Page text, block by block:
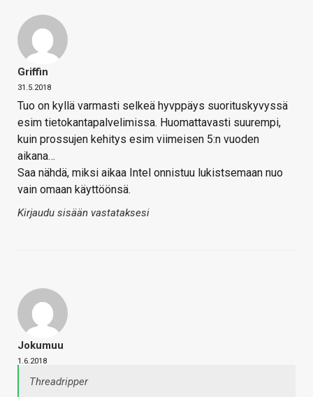
Griffin
31.5.2018
Tuo on kyllä varmasti selkeä hyvppäys suorituskyvyssä
esim tietokantapalvelimissa. Huomattavasti suurempi,
kuin prossujen kehitys esim viimeisen 5:n vuoden
aikana…
Saa nähdä, miksi aikaa Intel onnistuu lukistsemaan nuo
vain omaan käyttöönsä.
Kirjaudu sisään vastataksesi
Jokumuu
1.6.2018
Threadripper